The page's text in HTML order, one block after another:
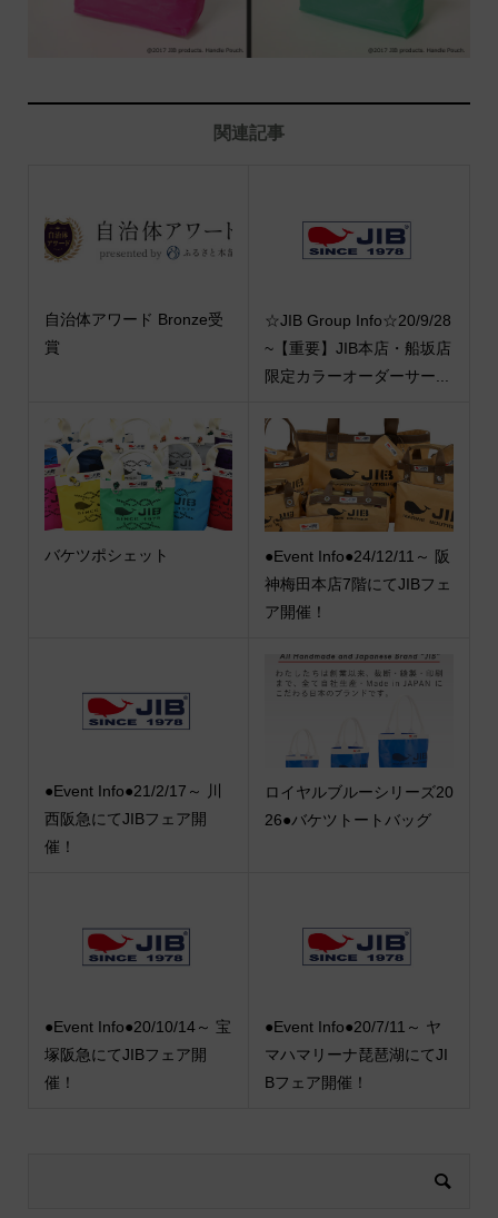
関連記事
自治体アワード Bronze受
賞
☆JIB Group Info☆20/9/28
~【重要】JIB本店・船坂店
限定カラーオーダーサー...
バケツポシェット
●Event Info●24/12/11～ 阪
神梅田本店7階にてJIBフェ
ア開催！
●Event Info●21/2/17～ 川
西阪急にてJIBフェア開
催！
ロイヤルブルーシリーズ20
26●バケツトートバッグ
●Event Info●20/10/14～ 宝
塚阪急にてJIBフェア開
催！
●Event Info●20/7/11～ ヤ
マハマリーナ琵琶湖にてJI
Bフェア開催！